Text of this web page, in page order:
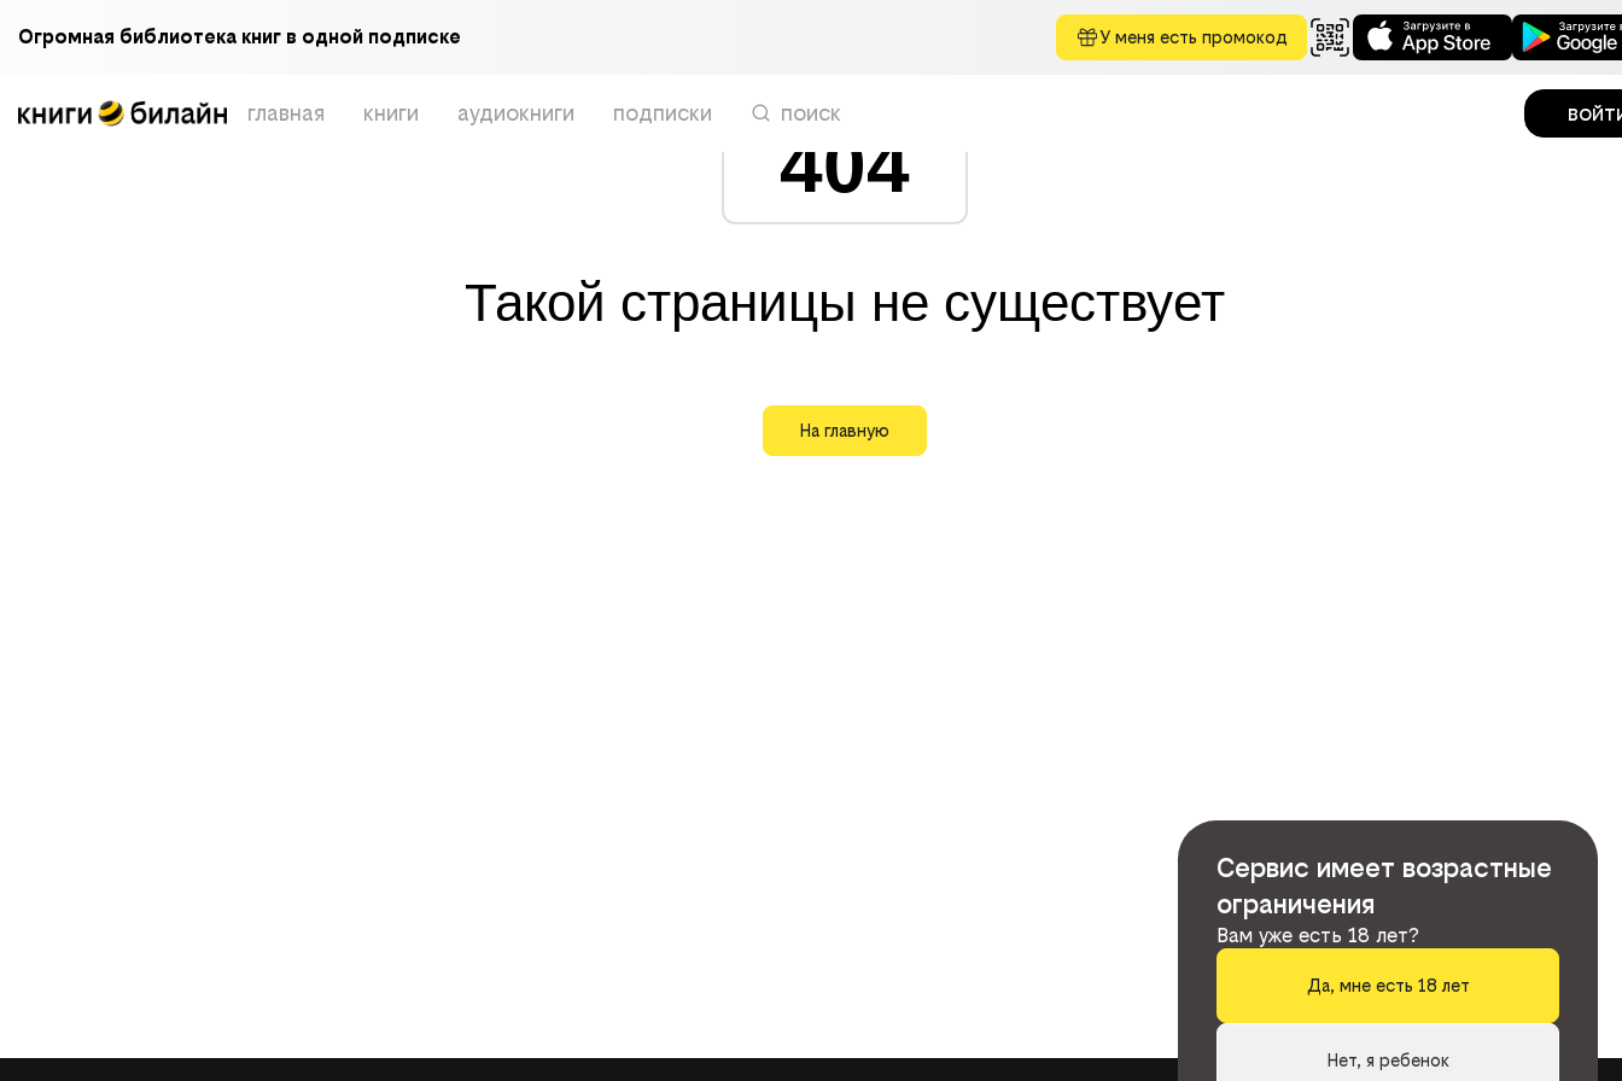
Огромная библиотека книг в одной подписке У меня есть промокод
главная книги аудиокниги подписки поиск
404
Такой страницы не существует
На главную
Сервис имеет возрастные
ограничения
Вам уже есть 18 лет?
Да, мне есть 18 лет
Нет, я ребенок